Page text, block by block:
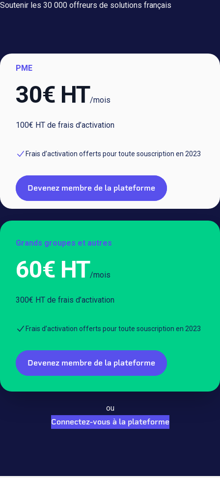
Soutenir les 30 000 offreurs de solutions français
PME
30€ HT/mois
100€ HT de frais d’activation
Frais d’activation offerts pour toute souscription en 2023
Devenez membre de la plateforme
Grands groupes et autres
60€ HT/mois
300€ HT de frais d’activation
Frais d’activation offerts pour toute souscription en 2023
Devenez membre de la plateforme
ou
Connectez-vous à la plateforme